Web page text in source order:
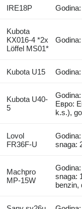
IRE18P
Kubota
KX016-4 *2x
Löffel MS01*
Kubota U15
Kubota U40-
5
Евро:
k.s.),
Lovol
FR36F-U
snaga:
Machpro
MP-15W
snaga:
benzin,